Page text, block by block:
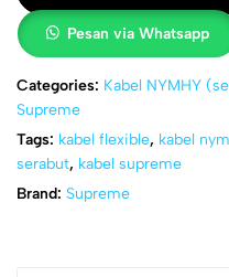
Pesan via Whatsapp
Categories: Kabel NYMHY
Supreme
Tags: kabel flexible, kabel
serabut, kabel supreme
Brand: Supreme